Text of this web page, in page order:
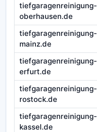
tiefgaragenreinigung-
oberhausen.de
tiefgaragenreinigung-
mainz.de
tiefgaragenreinigung-
erfurt.de
tiefgaragenreinigung-
rostock.de
tiefgaragenreinigung-
kassel.de